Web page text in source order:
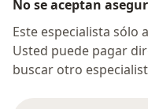
No se aceptan
Este especialista sólo
Usted puede pagar
buscar otro